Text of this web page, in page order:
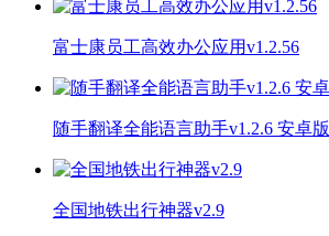
富士康员工高效办公应用v1.2.56
随手翻译全能语言助手v1.2.6 安卓版
全国地铁出行神器v2.9